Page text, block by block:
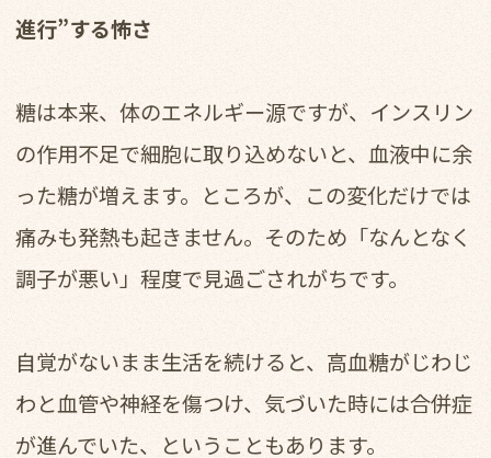
進行”する怖さ
糖は本来、体のエネルギー源ですが、インスリン
の作用不足で細胞に取り込めないと、血液中に余
った糖が増えます。ところが、この変化だけでは
痛みも発熱も起きません。そのため「なんとなく
調子が悪い」程度で見過ごされがちです。
自覚がないまま生活を続けると、高血糖がじわじ
わと血管や神経を傷つけ、気づいた時には合併症
が進んでいた、ということもあります。